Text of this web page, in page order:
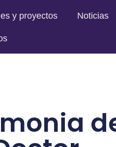
y proyectos Noticias